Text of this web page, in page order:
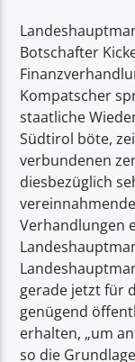
Botschafter
Kompatscher
staatliche
Südtirol böte,
verbundenen
diesbezüglich
Verhandlungen
gerade jetzt für
genügend
erhalten, „um
so die